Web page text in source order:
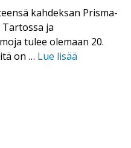
kahdeksan Prisma-
ja
tulee olemaan 20.
on … Lue lisää